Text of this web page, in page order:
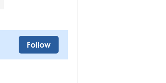
Follow